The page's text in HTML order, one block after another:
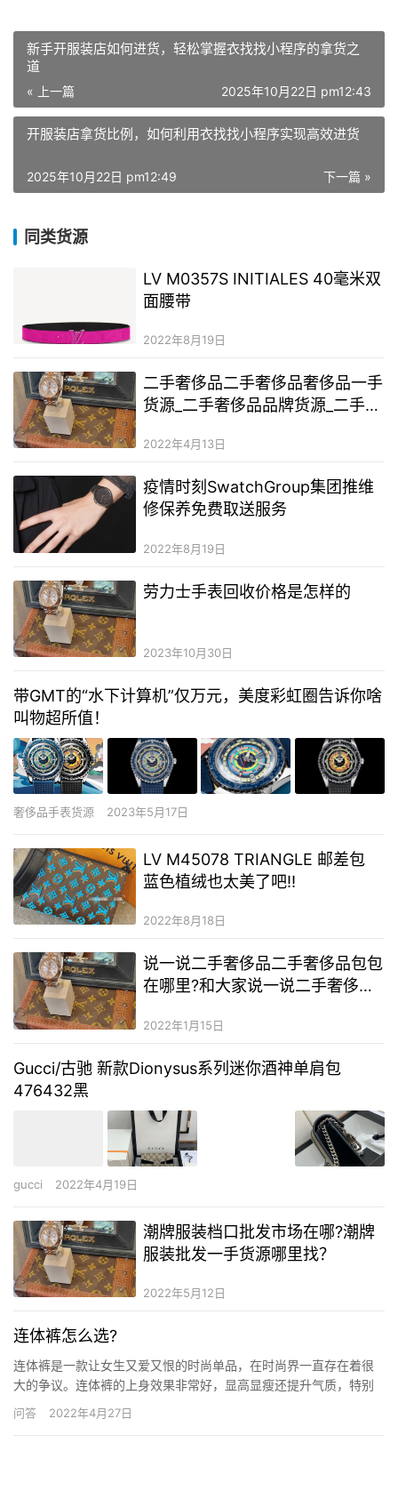
新手开服装店如何进货，轻松掌握衣找找小程序的拿货之
道
« 上一篇 2025年10月22日 pm12:43
开服装店拿货比例，如何利用衣找找小程序实现高效进货
下一篇 »
2025年10月22日 pm12:49
同类货源
LV M0357S INITIALES 40毫米双
面腰带
2022年8月19日
二手奢侈品二手奢侈品奢侈品一手
货源_二手奢侈品品牌货源_二手奢
手货源
2022年4月13日
疫情时刻SwatchGroup集团推维
修保养免费取送服务
2022年8月19日
劳力士手表回收​价格是怎样的
2023年10月30日
带GMT的“水下计算机”仅万元，美度彩虹圈告诉你啥
叫物超所值！
奢侈品手表货源 2023年5月17日
LV M45078 TRIANGLE 邮差包
蓝色植绒也太美了吧‼️
2022年8月18日
说一说二手奢侈品二手奢侈品包包
在哪里?和大家说一说二手奢侈品
2022年1月15日
Gucci/古驰 新款Dionysus系列迷你酒神单肩包
476432黑
gucci 2022年4月19日
潮牌服装档口批发市场在哪?潮牌
服装批发一手货源哪里找？
2022年5月12日
连体裤怎么选?
连体裤是一款让女生又爱又恨的时尚单品，在时尚界一直存在着很
大的争议。连体裤的上身效果非常好，显高显瘦还提升气质，特别
是收腰版型的连体裤，让整个人的轮廓看起来就像是一个大写的
“X”，很能修饰身材。连体裤怎么穿更好看呢？大家可以从这三个方
问答 2022年4月27日